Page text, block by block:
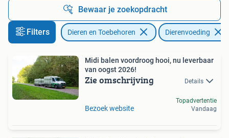
Bewaar je zoekopdracht
Filters Dieren en Toebehoren Dierenvoeding
Midi balen voordroog hooi, nu leverbaar
van oogst 2026!
Zie omschrijving Details
Bezoek website
Topadvertentie
Vandaag